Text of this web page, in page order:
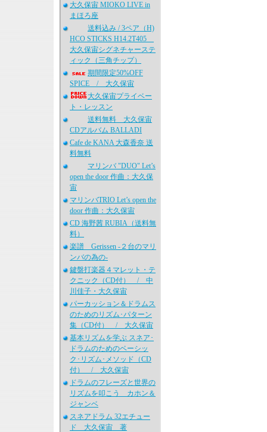
大久保宙 MIOKO LIVE in
まほろ座
送料込み / 3ペア（H)
HCO STICKS H14.2T405
大久保宙シグネチャーステ
ィック（三角チップ）
期間限定50%OFF
SPICE / 大久保宙
大久保宙プライベー
ト・レッスン
送料無料 大久保宙
CDアルバム BALLADI
Cafe de KANA 大森香奈 送
料無料
マリンバ "DUO" Let’s
open the door 作曲：大久保
宙
マリンバTRIO Let’s open the
door 作曲：大久保宙
CD 海野茜 RUBIA（送料無
料）
楽譜 Gerissen -２台のマリ
ンバの為の-
鍵盤打楽器４マレット・テ
クニック（CD付） / 中
川佳子・大久保宙
パーカッション＆ドラムス
のためのリズム･パターン
集（CD付） / 大久保宙
基本リズムを学ぶ スネア･
ドラムのためのベーシッ
ク･リズム･メソッド（CD
付） / 大久保宙
ドラムのフレーズと世界の
リズムを叩こう カホン＆
ジャンベ
スネアドラム 32エチュー
ド 大久保宙 著